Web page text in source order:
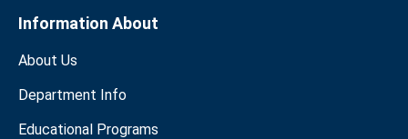
Information About
About Us
Department Info
Educational Programs